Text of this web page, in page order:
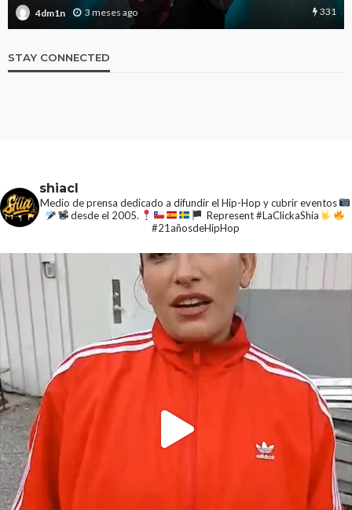
4dm1n 3 meses ago 331
STAY CONNECTED
shiacl
Medio de prensa dedicado a difundir el Hip-Hop y cubrir eventos
desde el 2005.
Represent #LaClickaShia
#21añosdeHipHop